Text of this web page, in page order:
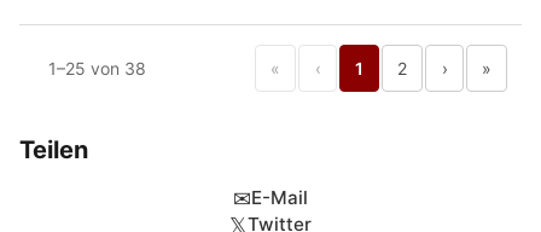
1–25 von 38 « ‹ 1 2 › »
Teilen
✉E-Mail
𝕏Twitter